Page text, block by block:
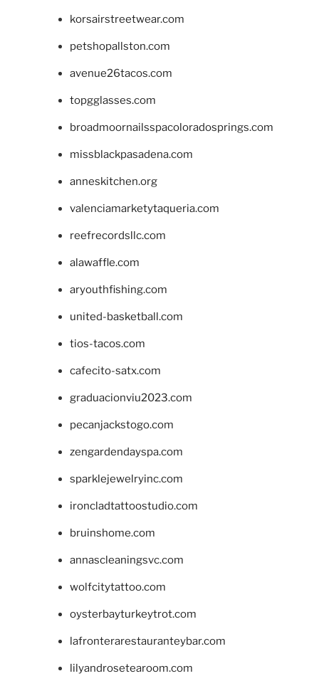
korsairstreetwear.com
petshopallston.com
avenue26tacos.com
topgglasses.com
broadmoornailsspacoloradosprings.com
missblackpasadena.com
anneskitchen.org
valenciamarketytaqueria.com
reefrecordsllc.com
alawaffle.com
aryouthfishing.com
united-basketball.com
tios-tacos.com
cafecito-satx.com
graduacionviu2023.com
pecanjackstogo.com
zengardendayspa.com
sparklejewelryinc.com
ironcladtattoostudio.com
bruinshome.com
annascleaningsvc.com
wolfcitytattoo.com
oysterbayturkeytrot.com
lafronterarestauranteybar.com
lilyandrosetearoom.com